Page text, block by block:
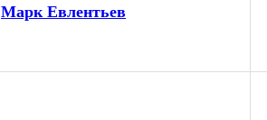
Марк Евлентьев